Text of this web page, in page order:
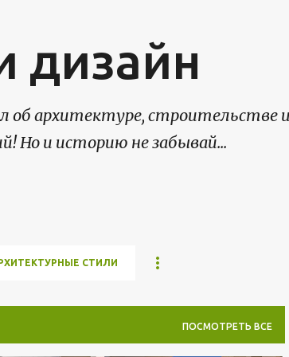
дизайн
об архитектуре, строительстве
Но и историю не забывай...
СТИЛИ
ПОСМОТРЕТЬ ВСЕ